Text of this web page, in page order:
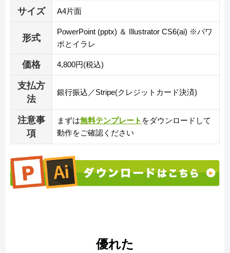
サイズ A4片面
形式
PowerPoint (pptx) ＆ Illustrator CS6(ai) ※パワ
ポとイラレ
価格 4,800円(税込)
支払方
法
銀行振込／Stripe(クレジットカード決済)
注意事
項
まずは無料テンプレート をダウンロードして
動作をご確認ください
優れた